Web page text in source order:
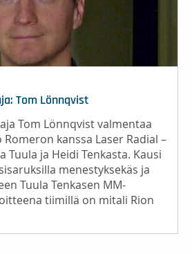
Tom Lönnqvist
Tom Lönnqvist valmentaa
kanssa Laser Radial –
ja Heidi Tenkasta. Kausi
menestyksekäs ja
Tuula Tenkasen MM-
tiimillä on mitali Rion